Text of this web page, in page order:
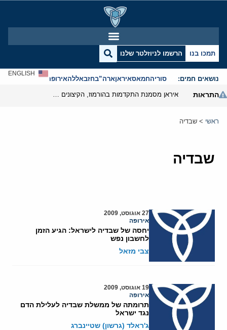
תמכו בנו הרשמו לניוזלטר שלנו
נושאים חמים: סוריהחמאסאיראןארה”בחזבאללהאירופהאנטישמיות
ENGLISH
התראות
ראשי > שבדיה
שבדיה
27 אוגוסט, 2009
אירופה
יחסה של שבדיה לישראל: הגיע הזמן
לחשבון נפש
צבי מזאל
19 אוגוסט, 2009
אירופה
תרומתה של ממשלת שבדיה לעלילת הדם
נגד ישראל
ג'ראלד (גרשון) שטיינברג